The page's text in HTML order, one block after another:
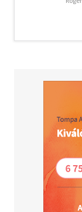
sorsokra, hogy
és bukás
Rutherfurd
végezte. Első
amelyet több
többek között
New Yorkról.
fején fehér
fehér csíkos
megalázó
égő gyertya, a
lotyó - mondta